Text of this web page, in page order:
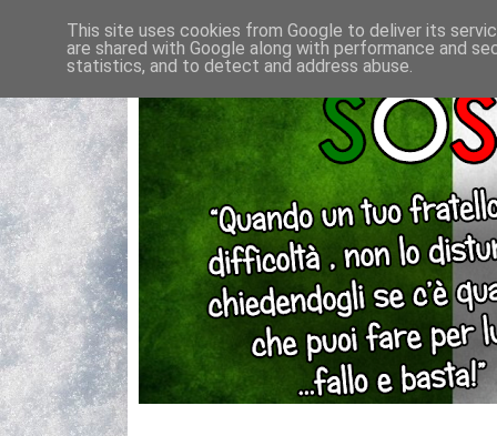
This site uses cookies from Google to deliver its
are shared with Google along with performance and
statistics, and to detect and address abuse.